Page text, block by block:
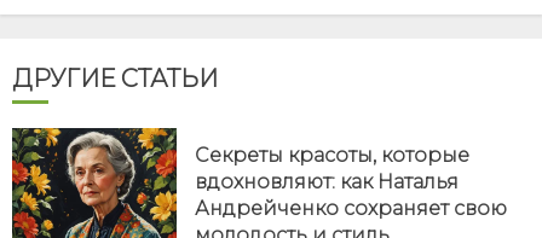
ДРУГИЕ СТАТЬИ
Секреты красоты, которые
вдохновляют: как Наталья
Андрейченко сохраняет свою